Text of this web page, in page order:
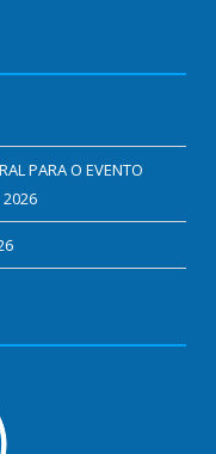
PARA O EVENTO